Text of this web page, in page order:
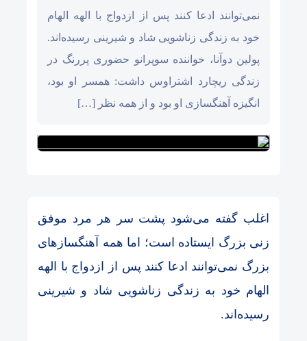
نمی‌توانند ادعا کنند پس از ازدواج با الهه الهام
خود به زندگی زناشویی شاد و شیرینی رسیده‌اند.
پولین دوآنا، خواننده سوپرانو حضوری پررنگ در
زندگی ریچارد اشتراوس داشت: همسر او بود،
انگیزه آهنگسازی او بود و از همه نظر […]
اغلب گفته می‌شود پشت سر هر مرد موفق
زنی بزرگ ایستاده است؛ اما همه آهنگساز‌های
بزرگ نمی‌توانند ادعا کنند پس از ازدواج با الهه
الهام خود به زندگی زناشویی شاد و شیرینی
رسیده‌اند.